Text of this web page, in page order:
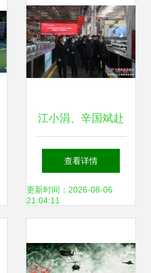
江小涓、辛国斌赴
三一集团调研 聚焦
物料搬运装备制造
查看详情
更新时间：2026-08-06
21:04:11